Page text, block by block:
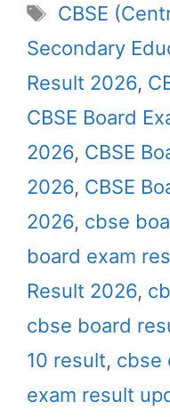
Tags
CBSE
Secondary
Result 2026,
CBSE Board
2026, CBSE
2026, CBSE
2026, cbse
board exam
Result 2026,
cbse board
10 result, cbse
exam result